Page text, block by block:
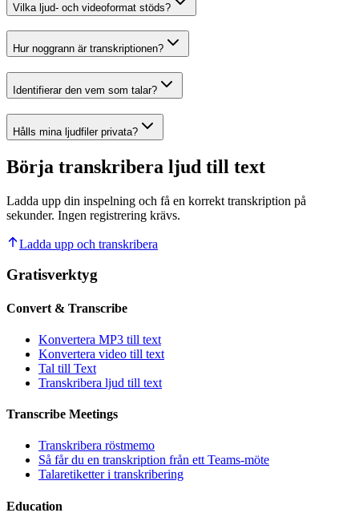
Vilka ljud- och videoformat stöds?
Hur noggrann är transkriptionen?
Identifierar den vem som talar?
Hålls mina ljudfiler privata?
Börja transkribera ljud till text
Ladda upp din inspelning och få en korrekt transkription på
sekunder. Ingen registrering krävs.
Ladda upp och transkribera
Gratisverktyg
Convert & Transcribe
Konvertera MP3 till text
Konvertera video till text
Tal till Text
Transkribera ljud till text
Transcribe Meetings
Transkribera röstmemo
Så får du en transkription från ett Teams-möte
Talaretiketter i transkribering
Education